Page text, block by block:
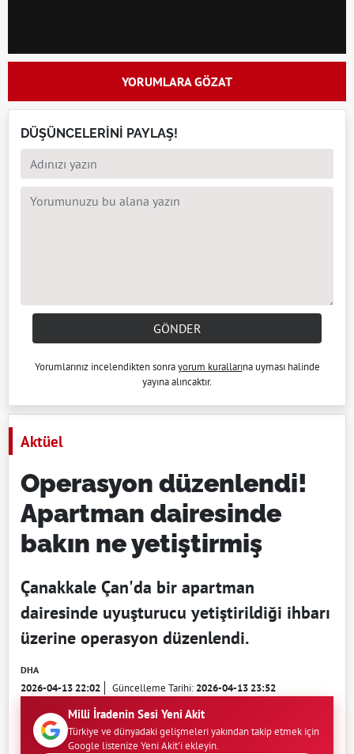
YORUMLARA GÖZAT
DÜŞÜNCELERİNİ PAYLAŞ!
GÖNDER
Yorumlarınız incelendikten sonrayorum kurallarına uyması halinde
yayına alıncaktır.
Aktüel
Operasyon düzenlendi!
Apartman dairesinde
bakın ne yetiştirmiş
Çanakkale Çan'da bir apartman
dairesinde uyuşturucu yetiştirildiği ihbarı
üzerine operasyon düzenlendi.
DHA
2026-04-13 22:02 Güncelleme Tarihi:2026-04-13 23:52
Milli İradenin Sesi Yeni Akit
Türkiye ve dünyadaki gelişmeleri yakından takip etmek için
Google listenize Yeni Akit'i ekleyin.